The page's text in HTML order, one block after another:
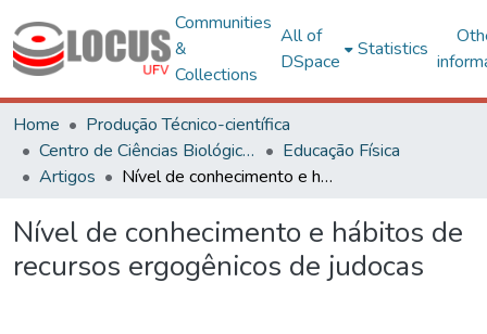
Communities
&
Collections
All of
DSpace
Statistics
Home
Produção Técnico-científica
Centro de Ciências Biológicas e da Saúde
Educação Física
Artigos
Nível de conhecimento e hábitos de recursos ergogênicos de judocas
Nível de conhecimento e hábitos de
recursos ergogênicos de judocas